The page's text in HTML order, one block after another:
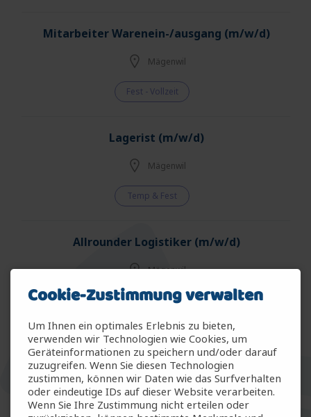
Mitarbeiter Warenein-/ausgang (m/w/d)
Mägenwil
Fest - Vollzeit
Lagerist (m/w/d)
Mägenwil
Temp & Fest
Allrounder Logistiker (m/w/d)
Mägenwil
Temp & Fest
Allrounder Gartenbau (m/w/d)
Arbon
Temp & Fest
Cookie-Zustimmung verwalten
Um Ihnen ein optimales Erlebnis zu bieten,
verwenden wir Technologien wie Cookies, um
Geräteinformationen zu speichern und/oder darauf
zuzugreifen. Wenn Sie diesen Technologien
zustimmen, können wir Daten wie das Surfverhalten
oder eindeutige IDs auf dieser Website verarbeiten.
Wenn Sie Ihre Zustimmung nicht erteilen oder